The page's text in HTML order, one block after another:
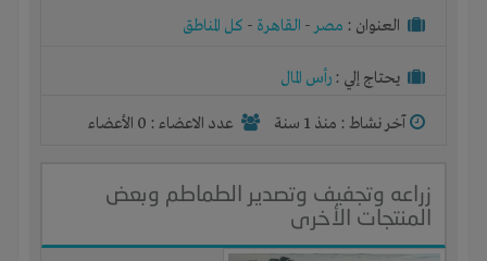
العنوان : مصر- القاهرة - كل المناطق
يحتاج إلي : رأس المال
آخر نشاط : منذ 1 سنة عدد الاعضاء : 0 الأعضاء
زراعه وتجفيف وتصدير الطماطم وبعض
المنتجات الأخرى